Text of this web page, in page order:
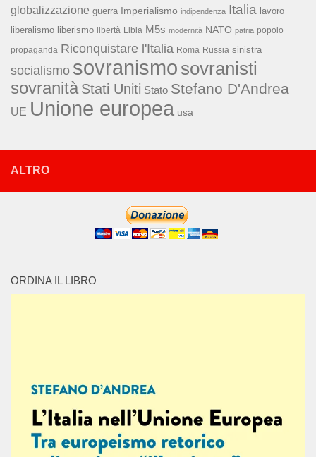
globalizzazione guerra Imperialismo indipendenza Italia lavoro
liberalismo liberismo libertà Libia M5s modernità NATO patria popolo
propaganda Riconquistare l'Italia Roma Russia sinistra
socialismo sovranismo sovranisti
sovranità Stati Uniti Stato Stefano D'Andrea
UE Unione europea usa
ALTRO
ORDINA IL LIBRO